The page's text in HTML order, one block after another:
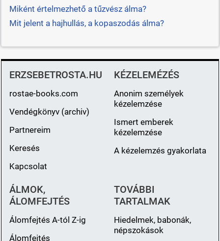
Miként értelmezhető a tűzvész álma?
Mit jelent a hajhullás, a kopaszodás álma?
ERZSEBETROSTA.HU
rostae-books.com
Vendégkönyv (archiv)
Partnereim
Keresés
Kapcsolat
KÉZELEMÉZÉS
Anonim személyek
kézelemzése
Ismert emberek
kézelemzése
A kézelemzés gyakorlata
ÁLMOK,
ÁLOMFEJTÉS
Álomfejtés A-tól Z-ig
Álomfejtés
TOVÁBBI
TARTALMAK
Hiedelmek, babonák,
népszokások